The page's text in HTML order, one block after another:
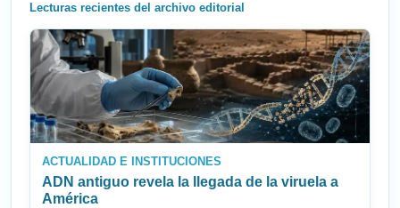
Lecturas recientes del archivo editorial
ACTUALIDAD E INSTITUCIONES
ADN antiguo revela la llegada de la viruela a
América